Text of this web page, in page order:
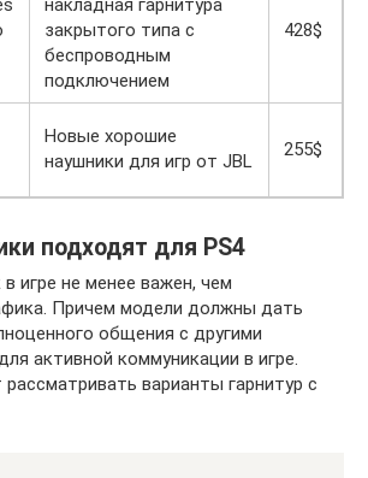
накладная гарнитура
закрытого типа с
беспроводным
подключением
428$
Новые хорошие
наушники для игр от JBL
255$
подходят для PS4
игре не менее важен, чем
Причем модели должны дать
общения с другими
активной коммуникации в игре.
варианты гарнитур с